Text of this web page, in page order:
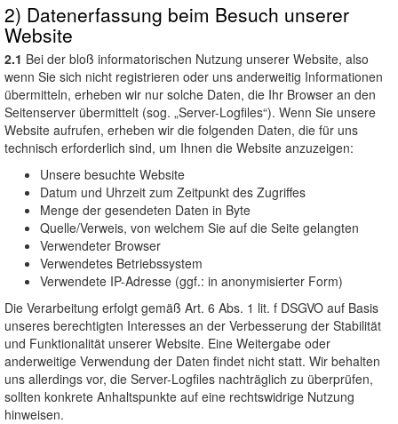
2) Datenerfassung beim Besuch unserer
Website
2.1 Bei der bloß informatorischen Nutzung unserer Website, also
wenn Sie sich nicht registrieren oder uns anderweitig Informationen
übermitteln, erheben wir nur solche Daten, die Ihr Browser an den
Seitenserver übermittelt (sog. „Server-Logfiles“). Wenn Sie unsere
Website aufrufen, erheben wir die folgenden Daten, die für uns
technisch erforderlich sind, um Ihnen die Website anzuzeigen:
Unsere besuchte Website
Datum und Uhrzeit zum Zeitpunkt des Zugriffes
Menge der gesendeten Daten in Byte
Quelle/Verweis, von welchem Sie auf die Seite gelangten
Verwendeter Browser
Verwendetes Betriebssystem
Verwendete IP-Adresse (ggf.: in anonymisierter Form)
Die Verarbeitung erfolgt gemäß Art. 6 Abs. 1 lit. f DSGVO auf Basis
unseres berechtigten Interesses an der Verbesserung der Stabilität
und Funktionalität unserer Website. Eine Weitergabe oder
anderweitige Verwendung der Daten findet nicht statt. Wir behalten
uns allerdings vor, die Server-Logfiles nachträglich zu überprüfen,
sollten konkrete Anhaltspunkte auf eine rechtswidrige Nutzung
hinweisen.